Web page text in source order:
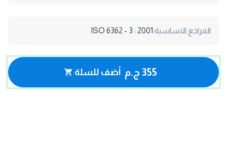
المراجع الاساسية:ISO 6362 - 3 : 2001
355 ج.م أضف للسلة